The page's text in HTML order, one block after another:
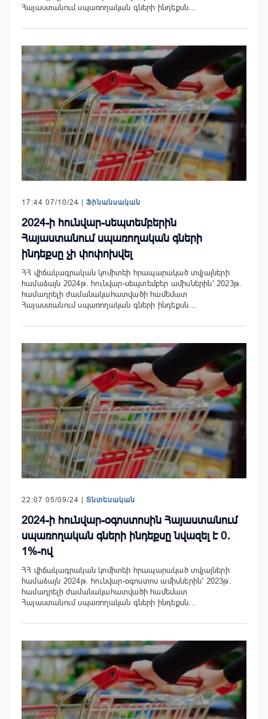
Հայաստանում սպառողական գների ինդեքսն…
17:44 07/10/24 | Ֆինանսական
2024-ի հունվար-սեպտեմբերին
Հայաստանում սպառողական գների
ինդեքսը չի փոփոխվել
ՀՀ վիճակագրական կոմիտեի հրապարակած տվյալների
համաձայն 2024թ. հունվար-սեպտեմբեր ամիսներին՝ 2023թ.
համադրելի ժամանակահատվածի համեմատ
Հայաստանում սպառողական գների ինդեքսն…
22:07 05/09/24 | Տնտեսական
2024-ի հունվար-օգոստոսին Հայաստանում
սպառողական գների ինդեքսը նվազել է 0․
1%-ով
ՀՀ վիճակագրական կոմիտեի հրապարակած տվյալների
համաձայն 2024թ. հունվար-օգոստոս ամիսներին՝ 2023թ.
համադրելի ժամանակահատվածի համեմատ
Հայաստանում սպառողական գների ինդեքսն…